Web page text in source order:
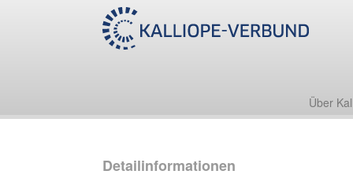
Über
Detailinformationen